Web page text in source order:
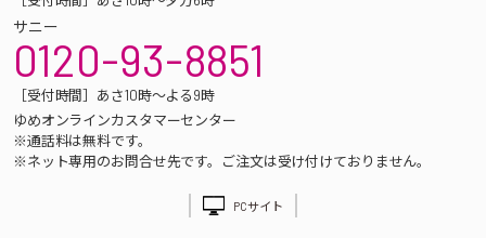
サニー
0120-93-8851
［受付時間］あさ10時～よる9時
ゆめオンラインカスタマーセンター
※通話料は無料です。
※ネット専用のお問合せ先です。ご注文は受け付けておりません。
PCサイト